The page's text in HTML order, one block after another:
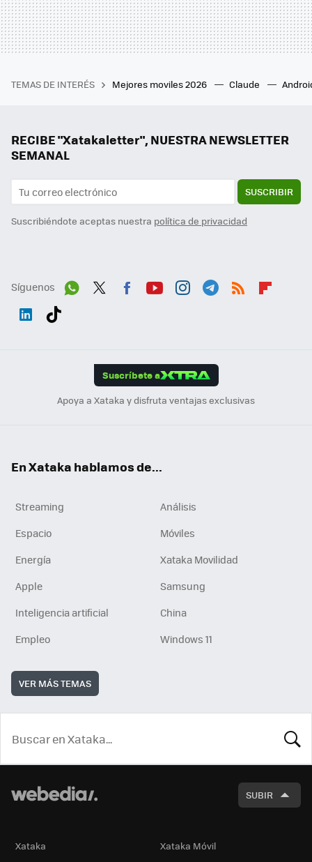
TEMAS DE INTERÉS Mejores moviles 2026 Claude
RECIBE "Xatakaletter", NUESTRA NEWSLETTER
SEMANAL
SUSCRIBIR
Suscribiéndote aceptas nuestra política de privacidad
Síguenos
Suscríbete a
Apoya a Xataka y disfruta ventajas exclusivas
En Xataka hablamos de...
Streaming
Análisis
Espacio
Móviles
Energía
Xataka Movilidad
Apple
Samsung
Inteligencia artificial
China
Empleo
Windows 11
VER MÁS TEMAS
SUBIR
Xataka Xataka Móvil